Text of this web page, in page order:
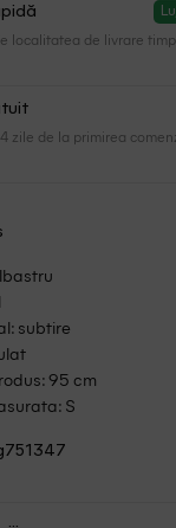
localitatea de livrare
zile de la primirea
subtire
95 cm
S